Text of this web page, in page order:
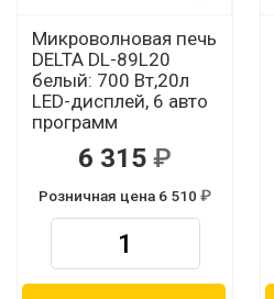
Микроволновая печь
DELTA DL-89L20
белый: 700 Вт,20л
LED-дисплей, 6 авто
программ
6 315
Розничная цена 6 510